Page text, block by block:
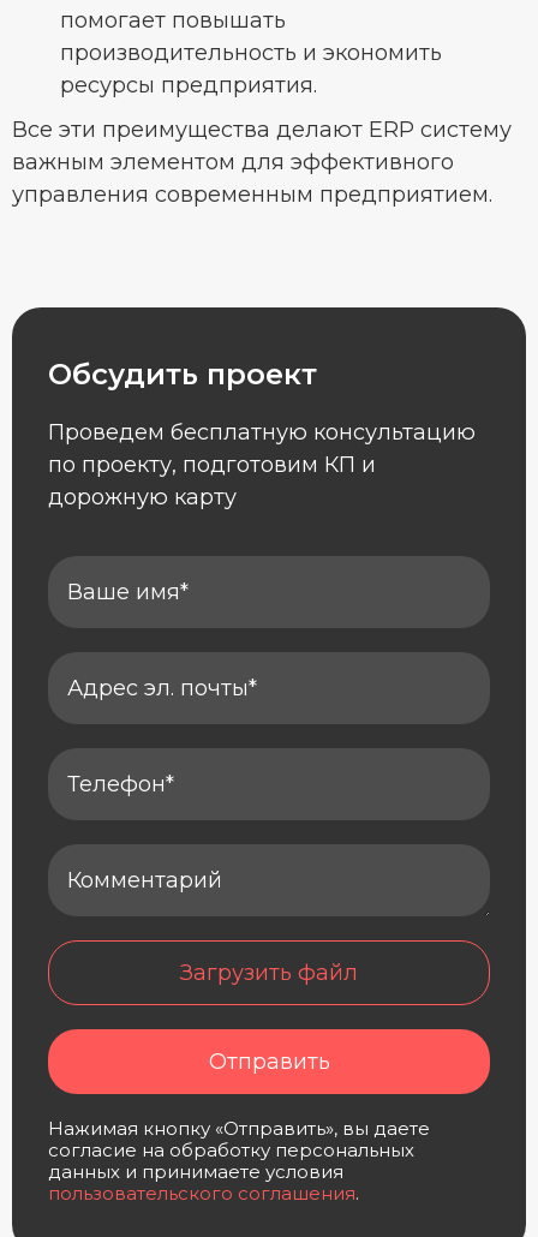
помогает повышать
производительность и экономить
ресурсы предприятия.
Все эти преимущества делают ERP систему
важным элементом для эффективного
управления современным предприятием.
Обсудить проект
Проведем бесплатную консультацию
по проекту, подготовим КП и
дорожную карту
Отправить
Загрузить файл
Нажимая кнопку «Отправить», вы даете
согласие на обработку персональных
данных и принимаете условия
пользовательского соглашения.